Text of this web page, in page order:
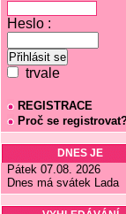
Heslo :
trvale
REGISTRACE
Proč se
DNES JE
Pátek 07.08. 2026
Dnes má svátek Lada